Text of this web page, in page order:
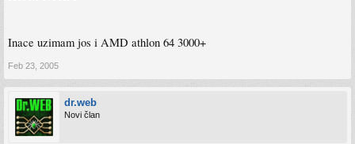
Inace uzimam jos i AMD athlon 64 3000+
Feb 23, 2005
dr.web
Novi član